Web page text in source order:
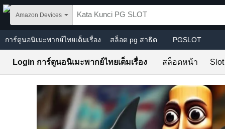
Skip to main content
Amazon Devices
การ์ตูนอนิเมะพากย์ไทยเต็มเรื่อง สล็อต pg สาธิต PGSLOT
Login การ์ตูนอนิเมะพากย์ไทยเต็มเรื่อง สล็อตหน้า